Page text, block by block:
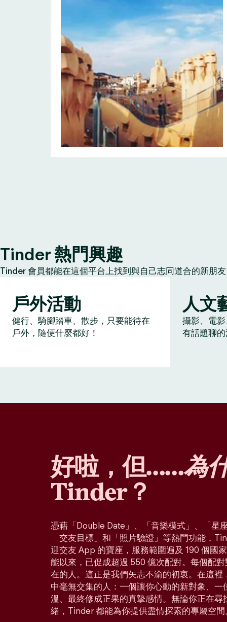
Tinder 熱門興趣
Tinder 會員都能在這個平台上找到與自己志同道合的新朋
戶外活動
健行、騎腳踏車、散步，只要能待在
戶外，隨便什麼都好！
人文
攝影、電
有話題聊
好啦，但……為
Tinder？
憑藉「Double Date」、「音樂模式」、「星
「交友目標」和「照片驗證」等熱門功能，
迎交友 App 的寶座，服務範圍遍及 190 個國
能以來，已促成超過 550 億次配對。每個配
在的人。這正是我們矢志不渝的初衷。在這
中毫無交集的人：一個讓你心動的新對象、
溫、最終修成正果的真摯感情。無論你正在
緒，Tinder 都能為你提供盡情探索的專屬空間